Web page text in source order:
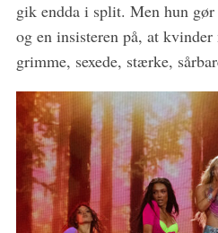
gik endda i split. Men hun
og en insisteren på, at
grimme, sexede, stærke,